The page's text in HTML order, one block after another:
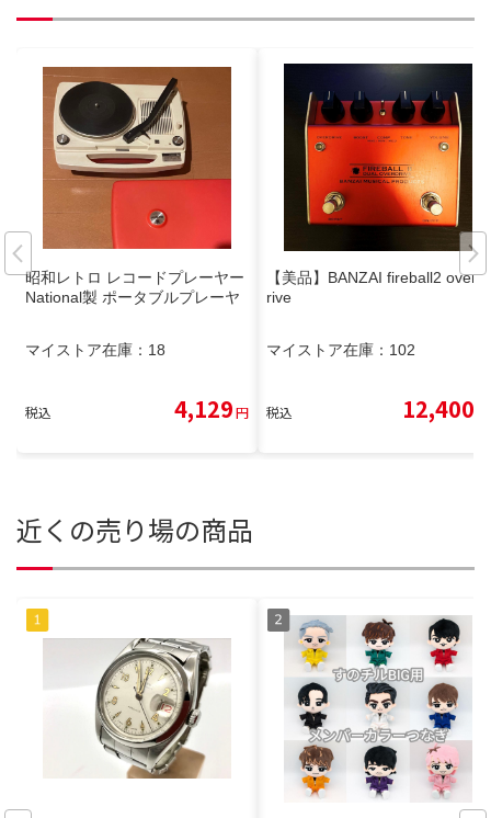
昭和レトロ レコードプレーヤー
National製 ポータブルプレーヤ
マイストア在庫： 18
税込 4,129円
【美品】BANZAI fireball2 over d
rive
マイストア在庫： 102
税込 12,400
近くの売り場の商品